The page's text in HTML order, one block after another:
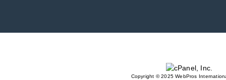
Copyright © 2025 WebPros